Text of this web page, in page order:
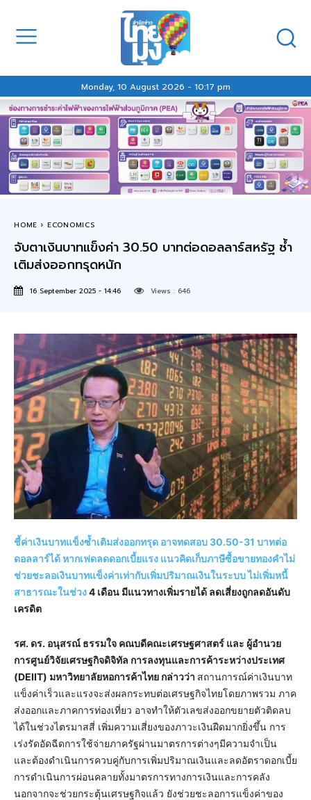
Monday, 10 August 2026 - 10:17 pm
HOME ECONOMICS
จับตาเงินบาทแข็งค่า 30.50 บาทต่อดอลลาร์สหรัฐ ซ้ำ
เติมส่งออกทรุดหนัก
16 September 2025 - 14:46 Views : 646
ชี้ค่าเงินบาทแข็งซ้ำเติมส่งออกทรุด อาจทดสอบ 30.50-31 บาทต่อ
ดอลลาร์ได้ หากเฟดลดดอกเบี้ยแรง แนวคิดเก็บภาษีซื้อขายทองคำไม่
ช่วยชะลอเงินบาทแข็งค่าเท่ากับเพิ่มปริมาณเงินในระบบ ไม่เพิ่มหนี้
สาธารณะในช่วง4 เดือน มีแนวทางเพิ่มรายได้ ลดเสี่ยงถูกลดอันดับ
เครดิต
รศ. ดร. อนุสรณ์ ธรรมใจ คณบดีคณะเศรษฐศาสตร์ และ ผู้อำนวย
การศูนย์วิจัยเศรษฐกิจดิจิทัล การลงทุนและการค้าระหว่างประเทศ
(DEIIT) มหาวิทยาลัยหอการค้าไทย กล่าวว่า สถานการณ์ค่าเงินบาท
แข็งค่าเร็วและแรงจะส่งผลกระทบต่อเศรษฐกิจไทยโดยภาพรวม ภาค
ส่งออกและภาคการท่องเที่ยว อาจทำให้ตัวเลขส่งออกขยายตัวติดลบ
ได้ในช่วงไตรมาสสี่ เพิ่มความเสี่ยงของภาวะเงินฝืดมากยิ่งขึ้น การ
เร่งรัดอัดฉีดการใช้จ่ายภาครัฐผ่านมาตรการต่างๆมีความจำเป็น
และต้องดำเนินการควบคู่กับการเพิ่มปริมาณเงินและลดอัตราดอกเบี้ย
การดำเนินการผ่อนคลายทั้งมาตรการทางการเงินและการคลัง
นอกจากจะช่วยกระตุ้นเศรษฐกิจแล้ว ยังช่วยชะลอการแข็งค่าของ